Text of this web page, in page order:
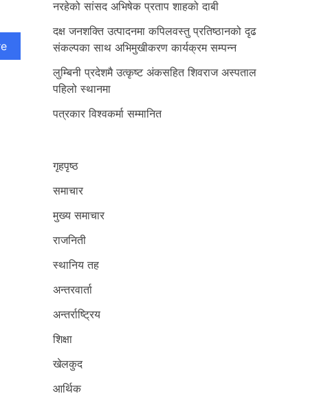
नरहेको सांसद अभिषेक प्रताप शाहको दाबी
दक्ष जनशक्ति उत्पादनमा कपिलवस्तु प्रतिष्ठानको दृढ
संकल्पका साथ अभिमुखीकरण कार्यक्रम सम्पन्न
लुम्बिनी प्रदेशमै उत्कृष्ट अंकसहित शिवराज अस्पताल
पहिलो स्थानमा
पत्रकार विश्वकर्मा सम्मानित
गृहपृष्ठ
समाचार
मुख्य समाचार
राजनिती
स्थानिय तह
अन्तरवार्ता
अन्तर्राष्ट्रिय
शिक्षा
खेलकुद
आर्थिक